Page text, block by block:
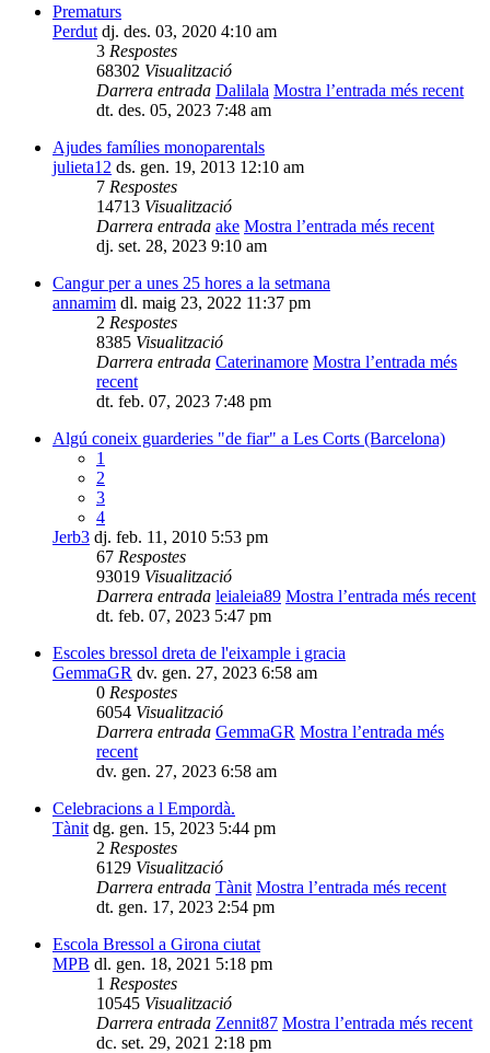
Prematurs
Perdut dj. des. 03, 2020 4:10 am
3 Respostes
68302 Visualització
Darrera entrada Dalilala Mostra l’entrada més recent
dt. des. 05, 2023 7:48 am
Ajudes famílies monoparentals
julieta12 ds. gen. 19, 2013 12:10 am
7 Respostes
14713 Visualització
Darrera entrada ake Mostra l’entrada més recent
dj. set. 28, 2023 9:10 am
Cangur per a unes 25 hores a la setmana
annamim dl. maig 23, 2022 11:37 pm
2 Respostes
8385 Visualització
Darrera entrada Caterinamore Mostra l’entrada més
recent
dt. feb. 07, 2023 7:48 pm
Algú coneix guarderies "de fiar" a Les Corts (Barcelona)
1
2
3
4
Jerb3 dj. feb. 11, 2010 5:53 pm
67 Respostes
93019 Visualització
Darrera entrada leialeia89 Mostra l’entrada més recent
dt. feb. 07, 2023 5:47 pm
Escoles bressol dreta de l'eixample i gracia
GemmaGR dv. gen. 27, 2023 6:58 am
0 Respostes
6054 Visualització
Darrera entrada GemmaGR Mostra l’entrada més
recent
dv. gen. 27, 2023 6:58 am
Celebracions a l Empordà.
Tànit dg. gen. 15, 2023 5:44 pm
2 Respostes
6129 Visualització
Darrera entrada Tànit Mostra l’entrada més recent
dt. gen. 17, 2023 2:54 pm
Escola Bressol a Girona ciutat
MPB dl. gen. 18, 2021 5:18 pm
1 Respostes
10545 Visualització
Darrera entrada Zennit87 Mostra l’entrada més recent
dc. set. 29, 2021 2:18 pm